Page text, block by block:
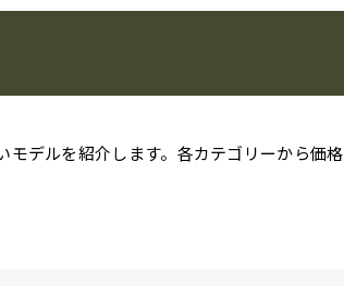
デルを紹介します。各カテゴリーから価格